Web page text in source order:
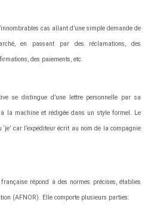
cas allant d’une simple demande de
en passant par des réclamations, des
des paiements, etc.
se distingue d’une lettre personnelle par sa
la machine et rédigée dans un style formel. Le
car l’expéditeur écrit au nom de la compagnie
répond à des normes précises, établies
(AFNOR). Elle comporte plusieurs parties: